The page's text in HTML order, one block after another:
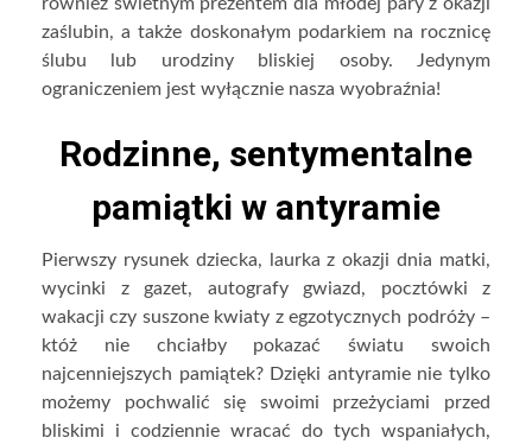
również świetnym prezentem dla młodej pary z okazji
zaślubin, a także doskonałym podarkiem na rocznicę
ślubu lub urodziny bliskiej osoby. Jedynym
ograniczeniem jest wyłącznie nasza wyobraźnia!
Rodzinne, sentymentalne
pamiątki w antyramie
Pierwszy rysunek dziecka, laurka z okazji dnia matki,
wycinki z gazet, autografy gwiazd, pocztówki z
wakacji czy suszone kwiaty z egzotycznych podróży –
któż nie chciałby pokazać światu swoich
najcenniejszych pamiątek? Dzięki antyramie nie tylko
możemy pochwalić się swoimi przeżyciami przed
bliskimi i codziennie wracać do tych wspaniałych,